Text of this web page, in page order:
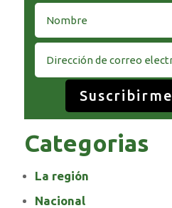
Suscribirme
Categorias
La región
Nacional